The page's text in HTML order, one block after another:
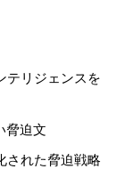
テリジェンスを
脅迫文
された脅迫戦略